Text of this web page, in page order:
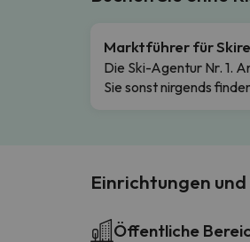
Marktführer für
Die Ski-Agentur Nr. 1.
Sie sonst nirgends
Einrichtungen und
Öffentliche